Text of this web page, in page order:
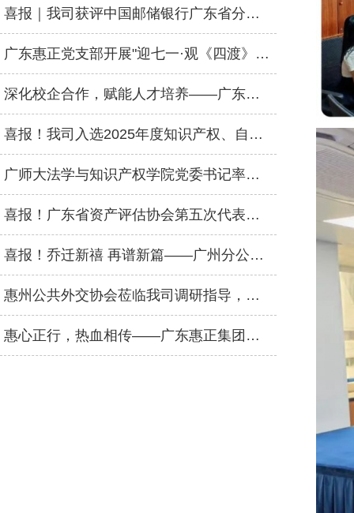
喜报｜我司获评中国邮储银行广东省分行“2025年度优秀供应商”称号
广东惠正党支部开展"迎七一·观《四渡》"主题党日活动
深化校企合作，赋能人才培养——广东惠正走进惠州学院经管学院启动会
喜报！我司入选2025年度知识产权、自然资源、数据资产三大评估业务特色机构名录
广师大法学与知识产权学院党委书记率队莅临我司交流，共商人才输送合作
喜报！广东省资产评估协会第五次代表大会顺利召开，广东惠正评估咨询集团荣获双项荣誉
喜报！乔迁新禧 再谱新篇——广州分公司盛大乔迁
惠州公共外交协会莅临我司调研指导，强调发挥专业优势赋能高质量发展
惠心正行，热血相传——广东惠正集团无偿献血公益活动圆满举行